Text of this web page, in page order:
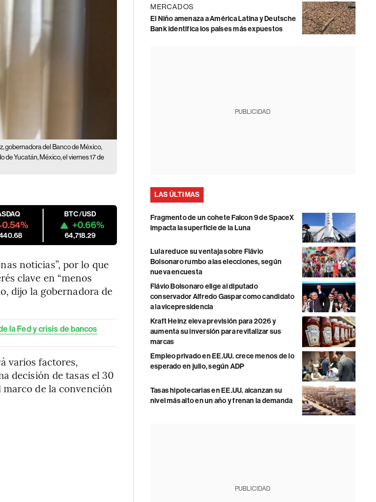
gobernadora del Banco de México,
de Yucatán, México, el viernes 17 de
0.54%
BTC/USD
+0.66%
64,718.29
noticias”, por lo que
clave en “menos
dijo la gobernadora de
la Fed y crisis de bancos
varios factores,
decisión de tasas el 30
de la convención
MERCADOS
El Niño amenaza a América Latina y Deutsche
Bank identifica los países más expuestos
PUBLICIDAD
LAS ÚLTIMAS
Fragmento de un cohete Falcon 9 de SpaceX
impacta la superficie de la Luna
Lula reduce su ventaja sobre Flávio
Bolsonaro rumbo a las elecciones, según
nueva encuesta
Flávio Bolsonaro elige al diputado
conservador Alfredo Gaspar como candidato
a la vicepresidencia
Kraft Heinz eleva previsión para 2026 y
aumenta su inversión para revitalizar sus
marcas
Empleo privado en EE.UU. crece menos de lo
esperado en julio, según ADP
Tasas hipotecarias en EE.UU. alcanzan su
nivel más alto en un año y frenan la demanda
PUBLICIDAD